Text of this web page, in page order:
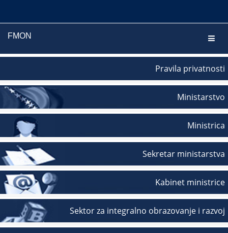
FMON
Pravila privatnosti
Ministarstvo
Ministrica
Sekretar ministarstva
Kabinet ministrice
Sektor za integralno obrazovanje i razvoj